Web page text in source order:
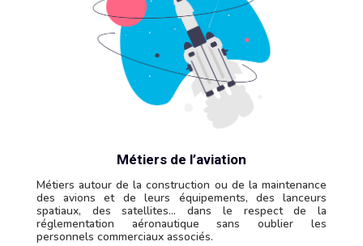
Métiers de l’aviation
Métiers autour de la construction ou de la maintenance
des avions et de leurs équipements, des lanceurs
spatiaux, des satellites… dans le respect de la
réglementation aéronautique sans oublier les
personnels commerciaux associés.